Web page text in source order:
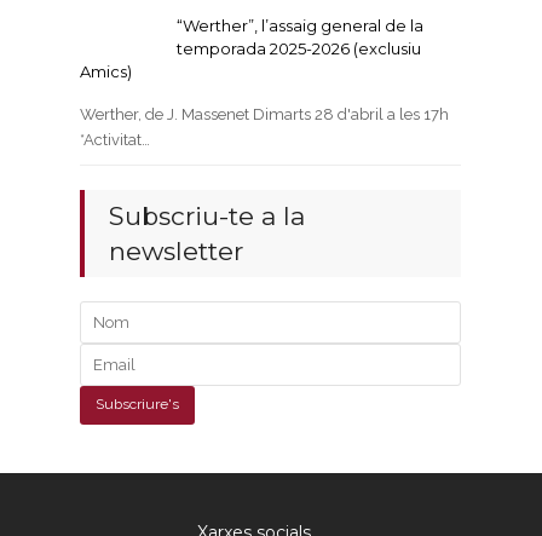
“Werther”, l’assaig general de la
temporada 2025-2026 (exclusiu
Amics)
Werther, de J. Massenet Dimarts 28 d'abril a les 17h
*Activitat…
Subscriu-te a la
newsletter